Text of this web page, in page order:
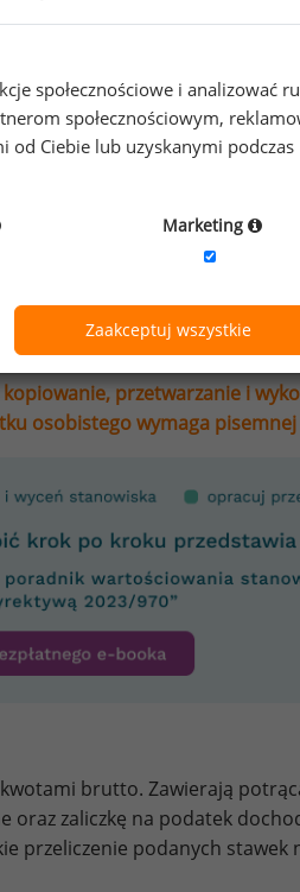
zawartych w
newsletter’a portalu
mail ofert handlowych oraz
z treścią
informacji na temat
przetwarzanie i
osobistego wymaga
brutto. Zawierają
oraz zaliczkę na podatek
przeliczenie podanych stawek
społecznościowe i analizować
społecznościowym,
od Ciebie lub uzyskanymi podczas
Marketing
Zaakceptuj wszystkie